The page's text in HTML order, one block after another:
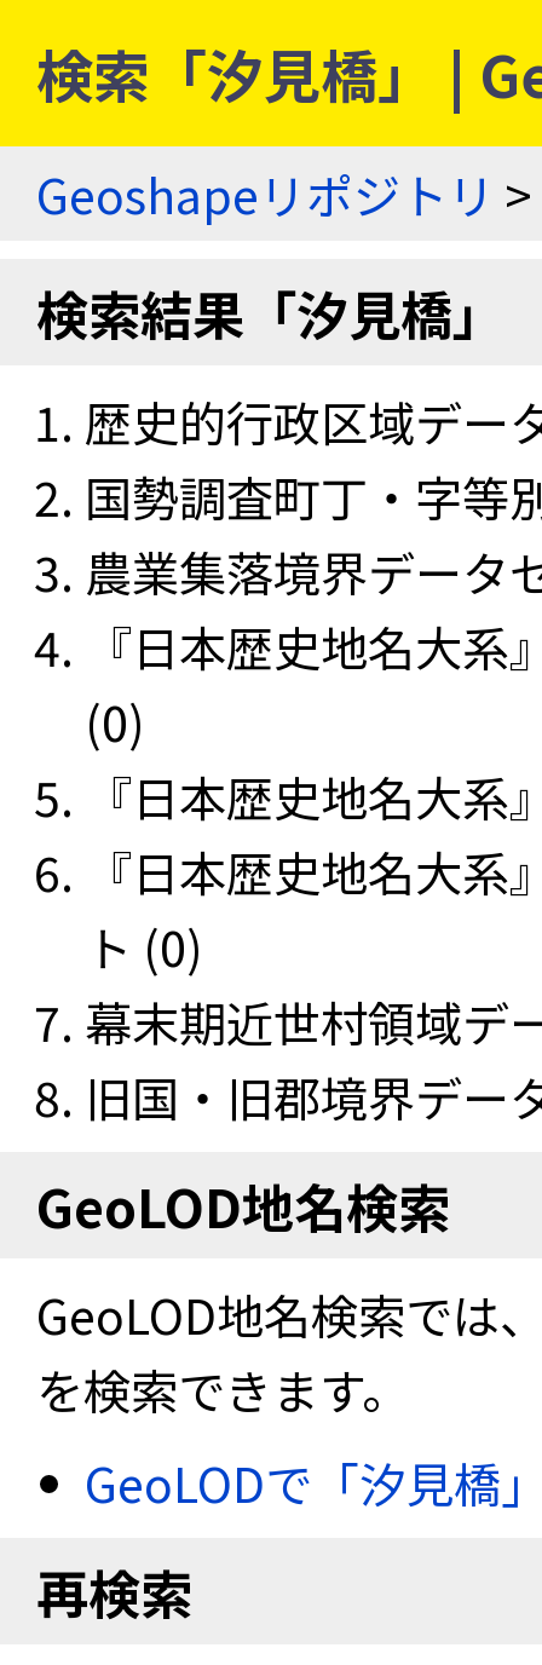
検索「汐見橋」 |
Geoshapeリポジトリ >
検索結果「汐見橋」
歴史的行政区域デー
国勢調査町丁・字等
農業集落境界データ
『日本歴史地名大
(0)
『日本歴史地名大
『日本歴史地名大
ト (0)
幕末期近世村領域デ
旧国・旧郡境界デー
GeoLOD地名検索
GeoLOD地名検索では
を検索できます。
GeoLODで「汐見橋
再検索